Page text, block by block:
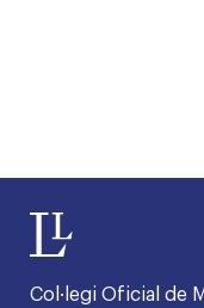
Col·legi Oficial de